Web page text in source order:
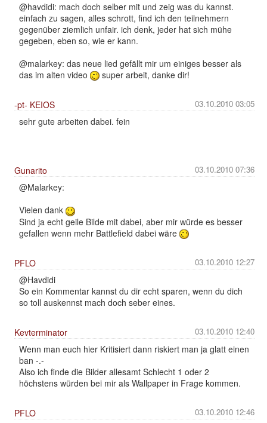
@havdidi: mach doch selber mit und zeig was du kannst.
einfach zu sagen, alles schrott, find ich den teilnehmern
gegenüber ziemlich unfair. ich denk, jeder hat sich mühe
gegeben, eben so, wie er kann.
@malarkey: das neue lied gefällt mir um einiges besser als
das im alten video
super arbeit, danke dir!
03.10.2010 03:05
-pt- KEIOS
sehr gute arbeiten dabei. fein
03.10.2010 07:36
Gunarito
@Malarkey:
Vielen dank
Sind ja echt geile Bilde mit dabei, aber mir würde es besser
gefallen wenn mehr Battlefield dabei wäre
03.10.2010 12:27
PFLO
@Havdidi
So ein Kommentar kannst du dir echt sparen, wenn du dich
so toll auskennst mach doch seber eines.
03.10.2010 12:40
Kevterminator
Wenn man euch hier Kritisiert dann riskiert man ja glatt einen
ban -.-
Also ich finde die Bilder allesamt Schlecht 1 oder 2
höchstens würden bei mir als Wallpaper in Frage kommen.
03.10.2010 12:46
PFLO